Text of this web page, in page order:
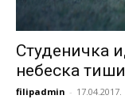
Студеничка
небеска
filipadmin - 17.04.2017.